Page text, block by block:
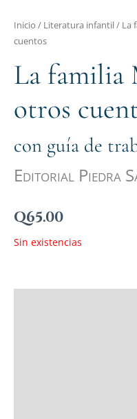
Inicio / Literatura infantil/ La
cuentos
La familia
otros
con guía de
Editorial Piedra
Q65.00
Sin existencias